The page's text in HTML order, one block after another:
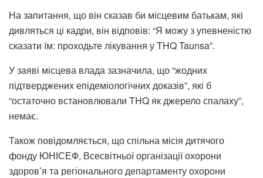
На запитання, що він сказав би місцевим батькам, які
дивляться ці кадри, він відповів: “Я можу з упевненістю
сказати їм: проходьте лікування у THQ Taunsa”.
У заяві місцева влада зазначила, що “жодних
підтверджених епідеміологічних доказів”, які б
“остаточно встановлювали THQ як джерело спалаху”,
немає.
Також повідомляється, що спільна місія дитячого
фонду ЮНІСЕФ, Всесвітньої організації охорони
здоров’я та регіонального департаменту охорони